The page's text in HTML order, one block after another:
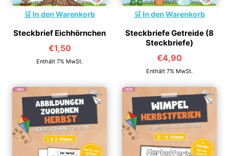
In den Warenkorb
Steckbrief Eichhörnchen
€1,50
Enthält 7% MwSt.
In den Warenkorb
Steckbriefe Getreide (8
Steckbriefe)
€4,90
Enthält 7% MwSt.